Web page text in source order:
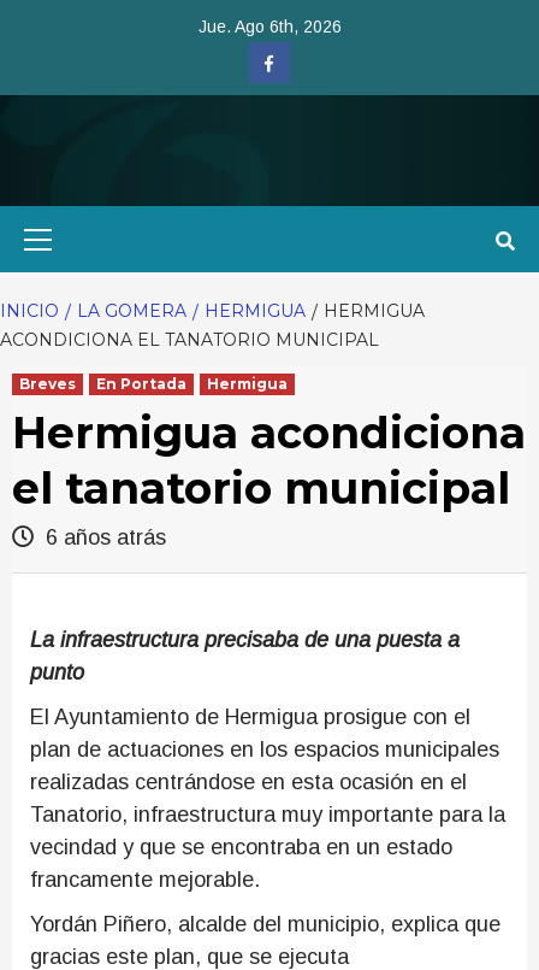
Jue. Ago 6th, 2026
Facebook
INICIO LA GOMERA HERMIGUA
HERMIGUA
ACONDICIONA EL TANATORIO MUNICIPAL
Breves En Portada Hermigua
Hermigua acondiciona
el tanatorio municipal
6 años atrás
La infraestructura precisaba de una puesta a
punto
El Ayuntamiento de Hermigua prosigue con el
plan de actuaciones en los espacios municipales
realizadas centrándose en esta ocasión en el
Tanatorio, infraestructura muy importante para la
vecindad y que se encontraba en un estado
francamente mejorable.
Yordán Piñero, alcalde del municipio, explica que
gracias este plan, que se ejecuta